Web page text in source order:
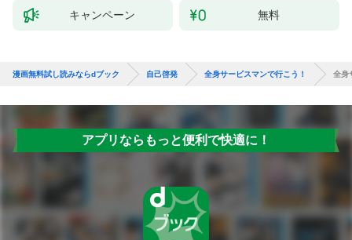
キャンペーン 無料
漫画無料試し読みならdブック 自己啓発 全身サービスマンで行こう！ 全身
アプリならもっと便利で快適に！